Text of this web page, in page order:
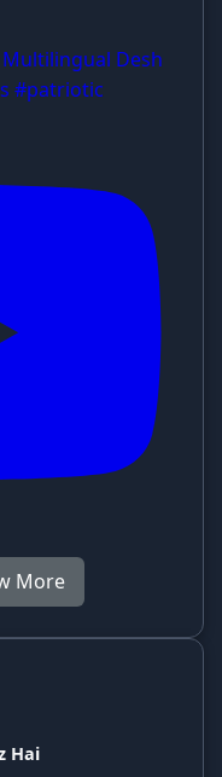
Desh
#patriotic
More
Hai